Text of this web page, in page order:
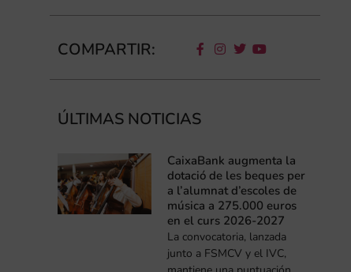
COMPARTIR:
ÚLTIMAS NOTICIAS
CaixaBank augmenta la
dotació de les beques per
a l’alumnat d’escoles de
música a 275.000 euros
en el curs 2026-2027
La convocatoria, lanzada
junto a FSMCV y el IVC,